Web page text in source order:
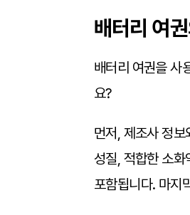
배터리 여
배터리 여권을 사
요?
먼저, 제조사 정
성질, 적합한 소
포함됩니다. 마지